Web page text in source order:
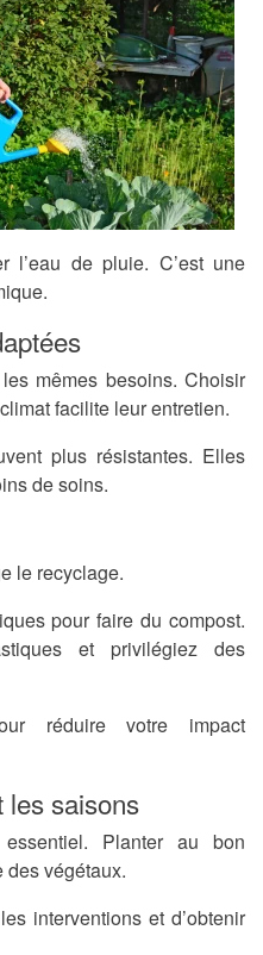
l’eau de pluie. C’est une
mêmes besoins. Choisir
facilite leur entretien.
plus résistantes. Elles
de soins.
le recyclage.
pour faire du compost.
et privilégiez des
réduire votre impact
les saisons
Planter au bon
des végétaux.
interventions et d’obtenir